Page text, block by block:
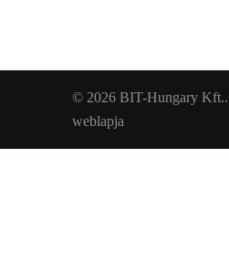
© 2026 BIT-Hungary
weblapja